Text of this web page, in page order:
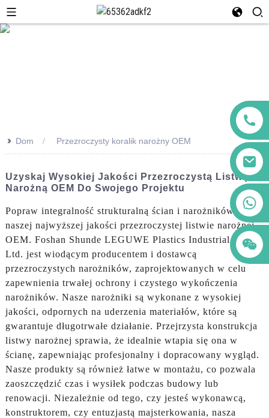
>> Dom Przezroczysty koralik narożny OEM
Uzyskaj Wysokiej Jakości Przezroczystą Listwę
Narożną OEM Do Swojego Projektu
Popraw integralność strukturalną ścian i narożników dzięki
naszej najwyższej jakości przezroczystej listwie narożnej
OEM. Foshan Shunde LEGUWE Plastics Industrial Co.,
Ltd. jest wiodącym producentem i dostawcą
przezroczystych narożników, zaprojektowanych w celu
zapewnienia trwałej ochrony i czystego wykończenia
narożników. Nasze narożniki są wykonane z wysokiej
jakości, odpornych na uderzenia materiałów, które są
gwarantuje długotrwałe działanie. Przejrzysta konstrukcja
listwy narożnej sprawia, że ​​idealnie wtapia się ona w
ścianę, zapewniając profesjonalny i dopracowany wygląd.
Nasze produkty są również łatwe w montażu, co pozwala
zaoszczędzić czas i wysiłek podczas budowy lub
renowacji. Niezależnie od tego, czy jesteś wykonawcą,
konstruktorem, czy entuzjastą majsterkowania, nasza